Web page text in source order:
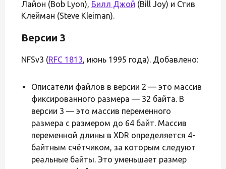
Лайон (Bob Lyon), Билл Джой (Bill Joy) и Стив
Клейман (Steve Kleiman).
Версии 3
NFSv3 (RFC 1813, июнь 1995 года). Добавлено:
Описатели файлов в версии 2 — это массив
фиксированного размера — 32 байта. В
версии 3 — это массив переменного
размера с размером до 64 байт. Массив
переменной длины в XDR определяется 4-
байтным счётчиком, за которым следуют
реальные байты. Это уменьшает размер